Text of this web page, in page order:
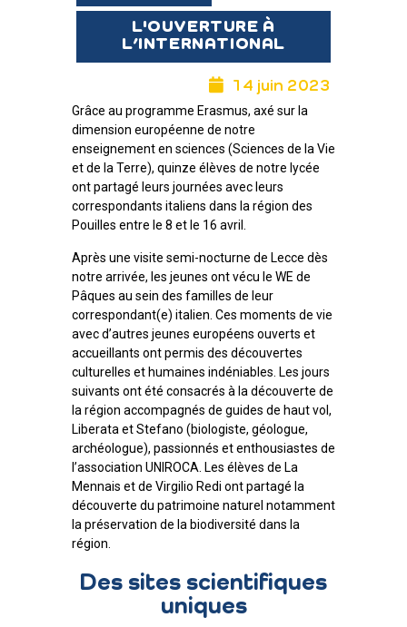
L'OUVERTURE À
L’INTERNATIONAL
14 juin 2023
Grâce au programme Erasmus, axé sur la
dimension européenne de notre
enseignement en sciences (Sciences de la Vie
et de la Terre), quinze élèves de notre lycée
ont partagé leurs journées avec leurs
correspondants italiens dans la région des
Pouilles entre le 8 et le 16 avril.
Après une visite semi-nocturne de Lecce dès
notre arrivée, les jeunes ont vécu le WE de
Pâques au sein des familles de leur
correspondant(e) italien. Ces moments de vie
avec d’autres jeunes européens ouverts et
accueillants ont permis des découvertes
culturelles et humaines indéniables. Les jours
suivants ont été consacrés à la découverte de
la région accompagnés de guides de haut vol,
Liberata et Stefano (biologiste, géologue,
archéologue), passionnés et enthousiastes de
l’association UNIROCA. Les élèves de La
Mennais et de Virgilio Redi ont partagé la
découverte du patrimoine naturel notamment
la préservation de la biodiversité dans la
région.
Des sites scientifiques
uniques